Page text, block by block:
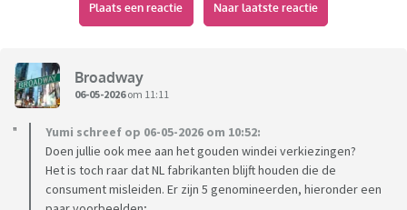
Plaats een reactie Naar laatste reactie
Broadway
06-05-2026om 11:11
Yumi schreef op 06-05-2026 om 10:52:
Doen jullie ook mee aan het gouden windei verkiezingen?
Het is toch raar dat NL fabrikanten blijft houden die de
consument misleiden. Er zijn 5 genomineerden, hieronder een